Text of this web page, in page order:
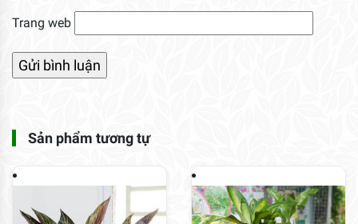
Trang web
Sản phẩm tương tự